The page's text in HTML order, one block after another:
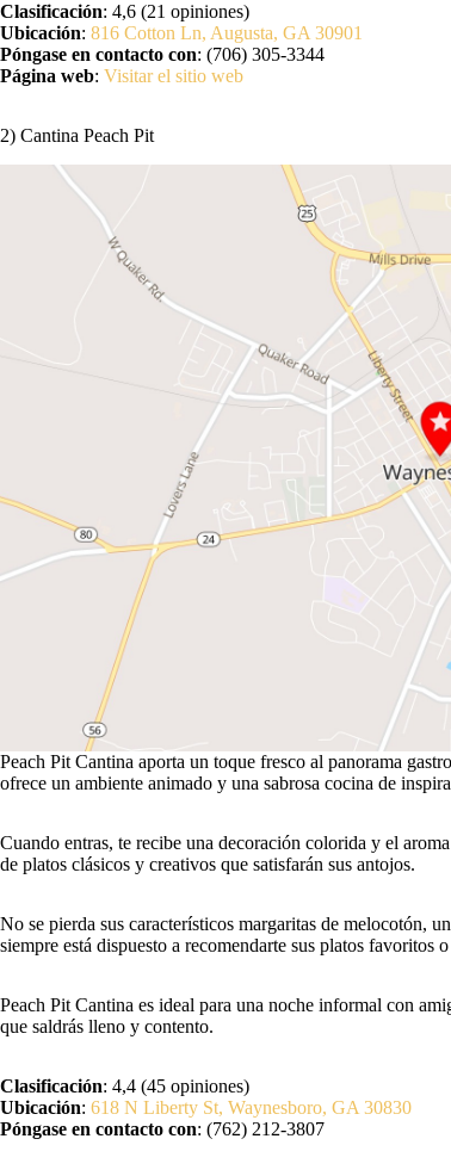
Clasificación: 4,6 (21 opiniones)
Ubicación: 816 Cotton Ln, Augusta, GA 30901
Póngase en contacto con: (706) 305-3344
Página web: Visitar el sitio web
2) Cantina Peach Pit
Peach Pit Cantina aporta un toque fresco al panorama
ofrece un ambiente animado y una sabrosa cocina de
Cuando entras, te recibe una decoración colorida y el
de platos clásicos y creativos que satisfarán sus antojos.
No se pierda sus característicos margaritas de melocotón,
siempre está dispuesto a recomendarte sus platos favoritos
Peach Pit Cantina es ideal para una noche informal con
que saldrás lleno y contento.
Clasificación: 4,4 (45 opiniones)
Ubicación: 618 N Liberty St, Waynesboro, GA 30830
Póngase en contacto con: (762) 212-3807